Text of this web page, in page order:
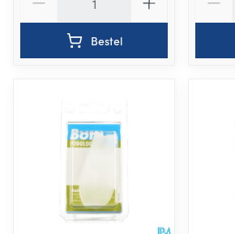
Bestel